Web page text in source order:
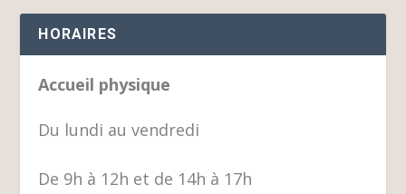
HORAIRES
Accueil physique
Du lundi au vendredi
De 9h à 12h et de 14h à 17h